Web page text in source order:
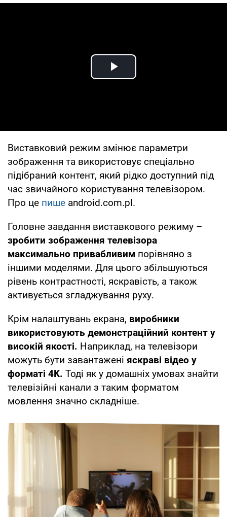
Play Video
Виставковий режим змінює параметри
зображення та використовує спеціально
підібраний контент, який рідко доступний під
час звичайного користування телевізором.
Про це пише android.com.pl.
Головне завдання виставкового режиму –
зробити зображення телевізора
максимально привабливим порівняно з
іншими моделями. Для цього збільшуються
рівень контрастності, яскравість, а також
активується згладжування руху.
Крім налаштувань екрана, виробники
використовують демонстраційний контент у
високій якості. Наприклад, на телевізори
можуть бути завантажені яскраві відео у
форматі 4K. Тоді як у домашніх умовах знайти
телевізійні канали з таким форматом
мовлення значно складніше.